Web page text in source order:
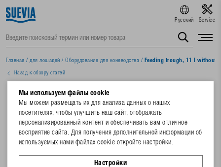
Русский Service
Главная / для лошадей / Oборудование для коневодства / Feeding trough, 11 l without
Назад к обзору статей
Мы используем файлы cookie
Мы можем размещать их для анализа данных о наших
посетителях, чтобы улучшить наш сайт, отображать
персонализированный контент и обеспечивать вам отличное
восприятие сайта. Для получения дополнительной информации об
используемых нами файлах cookie откройте настройки.
Настройки